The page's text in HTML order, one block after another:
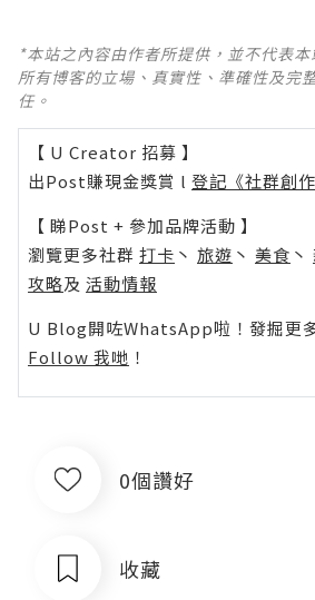
*本站之內容由作者所提供，並不代表
所有博客的立場、真實性、準確性及完
任。
【 U Creator 招募 】
出Post賺現金獎賞 l 登記《社群創
【 睇Post + 參加品牌活動 】
瀏覽更多社群 打卡 丶 旅遊 丶 美食 丶
攻略及 活動情報
U Blog開咗WhatsApp啦！發掘更
Follow 我哋 ！
0個讚好
收藏